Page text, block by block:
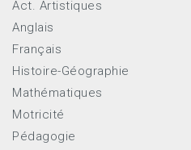
Act. Artistiques
Anglais
Français
Histoire-Géographie
Mathématiques
Motricité
Pédagogie